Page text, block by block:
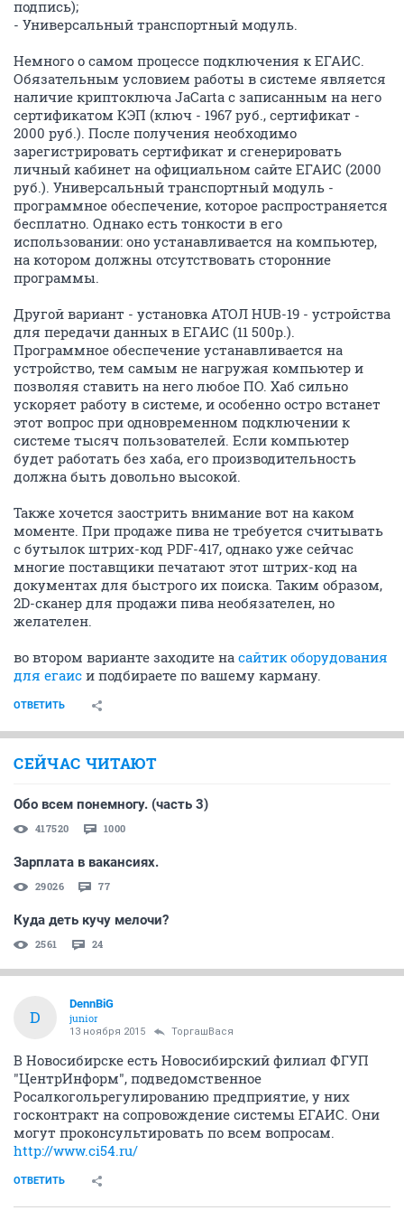
подпись);
- Универсальный транспортный модуль.
Немного о самом процессе подключения к ЕГАИС.
Обязательным условием работы в системе является
наличие криптоключа JaCarta с записанным на него
сертификатом КЭП (ключ - 1967 руб., сертификат -
2000 руб.). После получения необходимо
зарегистрировать сертификат и сгенерировать
личный кабинет на официальном сайте ЕГАИС (2000
руб.). Универсальный транспортный модуль -
программное обеспечение, которое распространяется
бесплатно. Однако есть тонкости в его
использовании: оно устанавливается на компьютер,
на котором должны отсутствовать сторонние
программы.
Другой вариант - установка АТОЛ HUB-19 - устройства
для передачи данных в ЕГАИС (11 500р.).
Программное обеспечение устанавливается на
устройство, тем самым не нагружая компьютер и
позволяя ставить на него любое ПО. Хаб сильно
ускоряет работу в системе, и особенно остро встанет
этот вопрос при одновременном подключении к
системе тысяч пользователей. Если компьютер
будет работать без хаба, его производительность
должна быть довольно высокой.
Также хочется заострить внимание вот на каком
моменте. При продаже пива не требуется считывать
с бутылок штрих-код PDF-417, однако уже сейчас
многие поставщики печатают этот штрих-код на
документах для быстрого их поиска. Таким образом,
2D-сканер для продажи пива необязателен, но
желателен.
во втором варианте заходите на сайтик оборудования
для егаис и подбираете по вашему карману.
ОТВЕТИТЬ
СЕЙЧАС ЧИТАЮТ
Обо всем понемногу. (часть 3)
417520 1000
Зарплата в вакансиях.
29026 77
Куда деть кучу мелочи?
2561 24
D
DennBiG
junior
13 ноября 2015 ТоргашВася
В Новосибирске есть Новосибирский филиал ФГУП
"ЦентрИнформ", подведомственное
Росалкогольрегулированию предприятие, у них
госконтракт на сопровождение системы ЕГАИС. Они
могут проконсультировать по всем вопросам.
http://www.ci54.ru/
ОТВЕТИТЬ